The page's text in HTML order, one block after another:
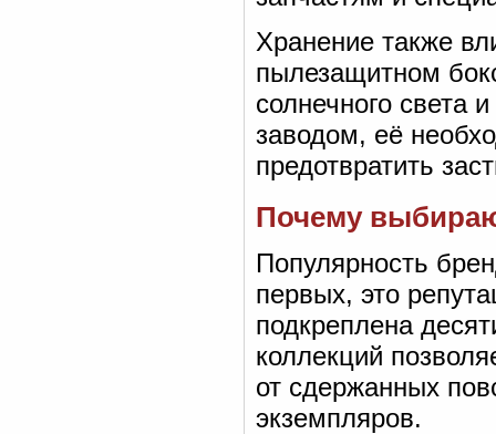
Хранение также
пылезащитном
солнечного света
заводом, её
предотвратить
Почему
Популярность
первых, это
подкреплена
коллекций
от сдержанных
экземпляров.